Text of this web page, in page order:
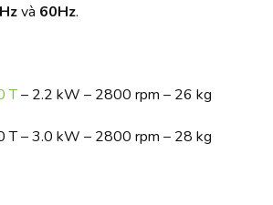
và 60Hz.
T– 2.2 kW – 2800 rpm – 26 kg
T – 3.0 kW – 2800 rpm – 28 kg